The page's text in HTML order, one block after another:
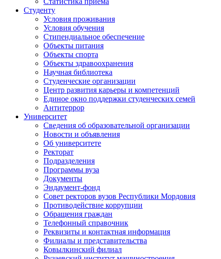
Студенту
Условия проживания
Условия обучения
Стипендиальное обеспечение
Объекты питания
Объекты спорта
Объекты здравоохранения
Научная библиотека
Студенческие организации
Центр развития карьеры и компетенций
Единое окно поддержки студенческих семей
Антитеррор
Университет
Сведения об образовательной организации
Новости и объявления
Об университете
Ректорат
Подразделения
Программы вуза
Документы
Эндаумент-фонд
Совет ректоров вузов Республики Мордовия
Противодействие коррупции
Обращения граждан
Телефонный справочник
Реквизиты и контактная информация
Филиалы и представительства
Ковылкинский филиал